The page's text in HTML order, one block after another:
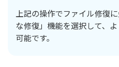
上記の操作でファイル修復
な修復」機能を選択して、
可能です。